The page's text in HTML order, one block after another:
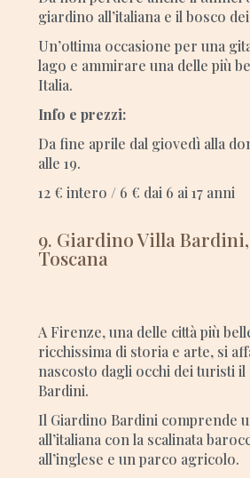
giardino all’italiana e il bosco
Un’ottima occasione per una
lago e ammirare una delle più
Italia.
Info e prezzi:
Da fine aprile dal giovedì alla
alle 19.
12 € intero / 6 € dai 6 ai 17 anni
9. Giardino Villa
Toscana
A Firenze, una delle città più
ricchissima di storia e arte, si
nascosto dagli occhi dei turisti il
Bardini.
Il Giardino Bardini comprende
all’italiana con la scalinata
all’inglese e un parco agricolo.